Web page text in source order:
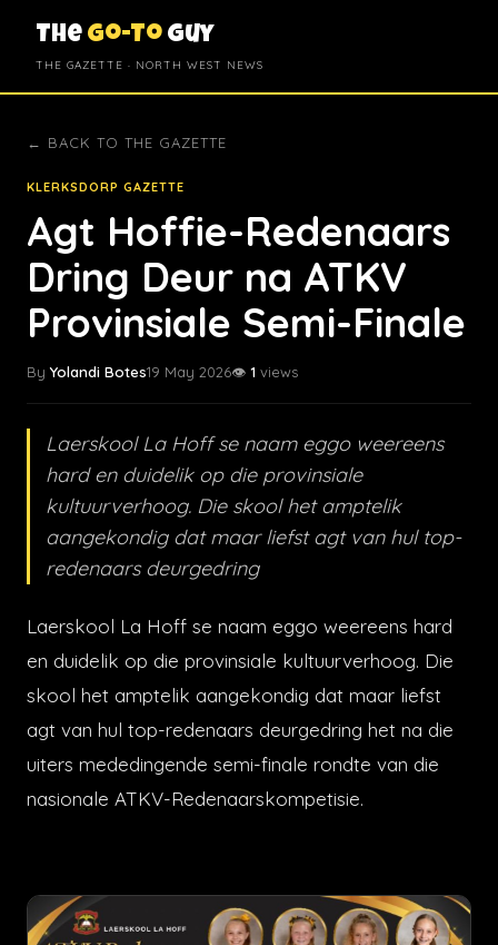
The Go-To Guy
THE GAZETTE · NORTH WEST NEWS
← BACK TO THE GAZETTE
KLERKSDORP GAZETTE
Agt Hoffie-Redenaars
Dring Deur na ATKV
Provinsiale Semi-Finale
By Yolandi Botes19 May 2026👁️ 1 views
Laerskool La Hoff se naam eggo weereens
hard en duidelik op die provinsiale
kultuurverhoog. Die skool het amptelik
aangekondig dat maar liefst agt van hul top-
redenaars deurgedring
Laerskool La Hoff se naam eggo weereens hard
en duidelik op die provinsiale kultuurverhoog. Die
skool het amptelik aangekondig dat maar liefst
agt van hul top-redenaars deurgedring het na die
uiters mededingende semi-finale rondte van die
nasionale ATKV-Redenaarskompetisie.